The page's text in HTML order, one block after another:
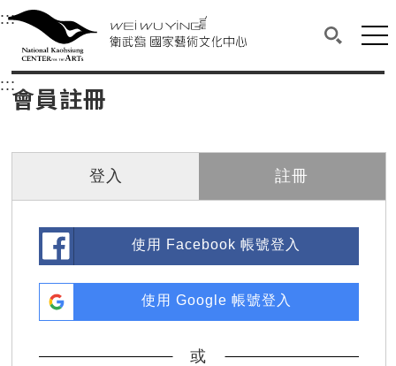
衛武營國家藝術文化中心
中央內容區塊，為本頁主要內容區。
:::選單連結區塊，此區塊列有本網站主要連結。
衛武營國家藝術文化中心
搜尋(開
網
::: 中央內容區塊，為本頁主要內容區。
會員註冊
登入 註冊
使用 Facebook 帳號登入
使用 Google 帳號登入
或